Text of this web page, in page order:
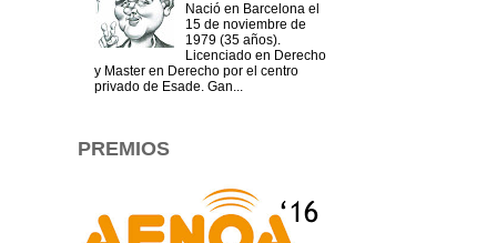
Nació en Barcelona el
15 de noviembre de
1979 (35 años).
Licenciado en Derecho
y Master en Derecho por el centro
privado de Esade. Gan...
PREMIOS